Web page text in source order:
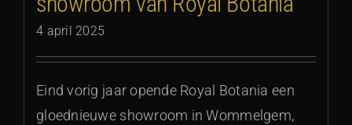
4 april 2025
Eind vorig jaar opende Royal Botania een
gloednieuwe showroom in Wommelgem,